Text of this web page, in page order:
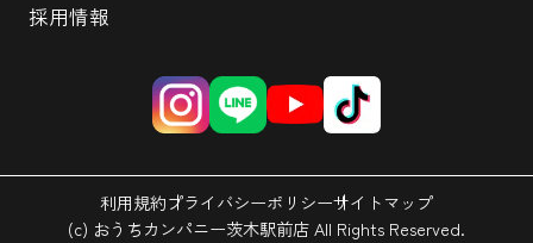
採用情報
利用規約プライバシーポリシーサイトマップ
(c) おうちカンパニー茨木駅前店 All Rights Reserved.